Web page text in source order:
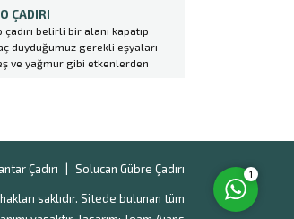
oldukça önemlidir....
Toprak solucanlarının
kadar kompost solucanları da bir
önemlidir. Organik gıda
hem toprağı gübreleyen
yararlı olmayan böceklerin
ÇADIRI
çadırı belirli bir alanı kapatıp
duyduğumuz gerekli eşyaları
ve yağmur gibi etkenlerden
çok prosedür gerektiren
Çadırı Solucan Gübre Çadırı
saklıdır. Sitede bulunan tüm
1